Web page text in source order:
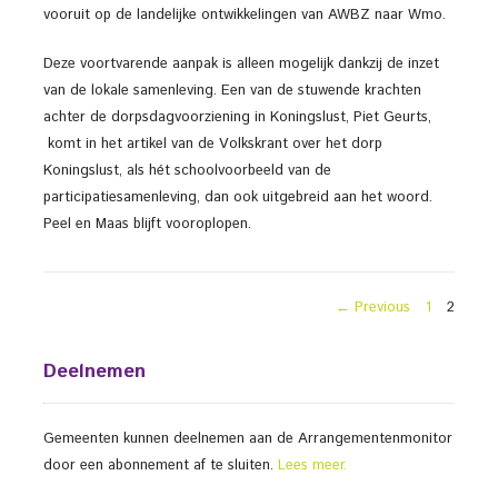
vooruit op de landelijke ontwikkelingen van AWBZ naar Wmo.
Deze voortvarende aanpak is alleen mogelijk dankzij de inzet
van de lokale samenleving. Een van de stuwende krachten
achter de dorpsdagvoorziening in Koningslust, Piet Geurts,
komt in het artikel van de Volkskrant over het dorp
Koningslust, als hét schoolvoorbeeld van de
participatiesamenleving, dan ook uitgebreid aan het woord.
Peel en Maas blijft vooroplopen.
paginering
← Previous PAGE
1 PAGE
2
Deelnemen
Gemeenten kunnen deelnemen aan de Arrangementenmonitor
door een abonnement af te sluiten. Lees meer.